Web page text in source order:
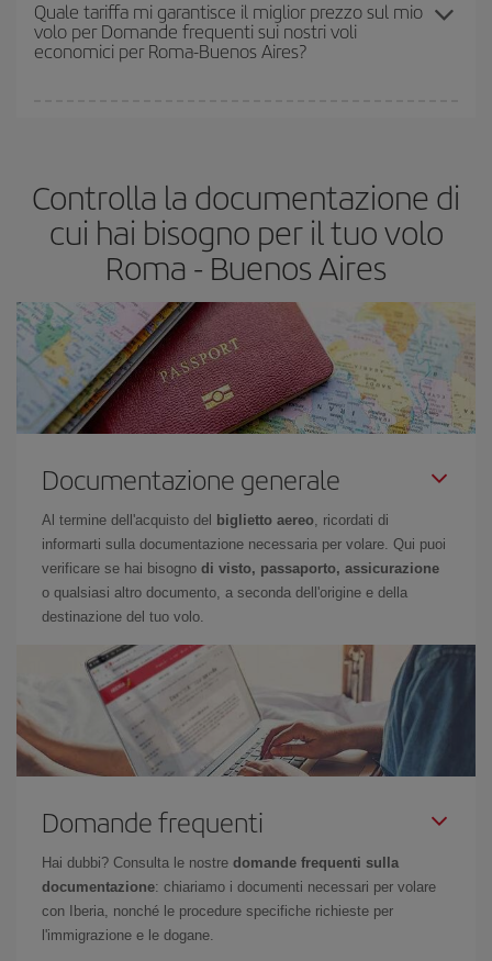
rimasti sul volo e dal fatto che le tariffe più economiche
(Economy) siano disponibili o si vadano esaurendo. Pertanto,
Quale tariffa mi garantisce il miglior prezzo sul mio
volo per Domande frequenti sui nostri voli
economici per Roma-Buenos Aires?
Controlla la documentazione di
cui hai bisogno per il tuo volo
Roma - Buenos Aires
Documentazione generale
Al termine dell'acquisto del biglietto aereo, ricordati di
informarti sulla documentazione necessaria per volare. Qui puoi
verificare se hai bisogno di visto, passaporto, assicurazione
o qualsiasi altro documento, a seconda dell'origine e della
destinazione del tuo volo.
Domande frequenti
Hai dubbi? Consulta le nostre domande frequenti sulla
documentazione: chiariamo i documenti necessari per volare
con Iberia, nonché le procedure specifiche richieste per
l'immigrazione e le dogane.